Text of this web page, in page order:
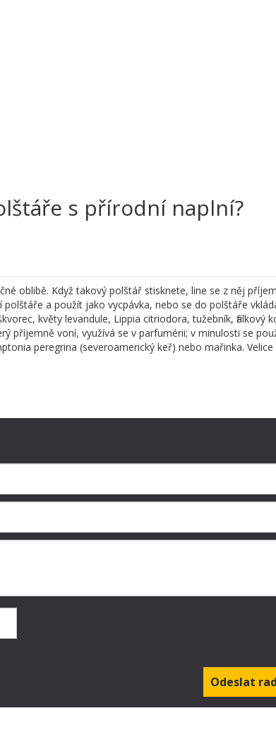
s přírodní naplní?
oblibě. Když takový polštář stisknete, line se z něj
a použít jako vycpávka, nebo se do polštáře
květy levandule, Lippia citriodora, tužebník, fialkový
příjemně voní, využívá se v parfumérii; v minulosti se
peregrina (severoamerický keř) nebo mařinka. Velice